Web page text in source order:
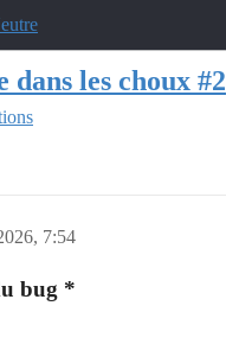
dans les choux #2
7:54
bug *